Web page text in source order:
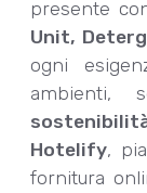
presente
Unit,
ogni
ambienti,
Hotelify,
fornitura